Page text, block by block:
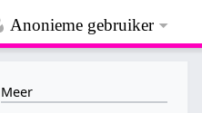
Anonieme gebruiker
Meer